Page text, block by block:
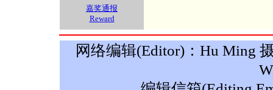
嘉奖通报
Reward
网络编辑(Editor)：Hu Ming